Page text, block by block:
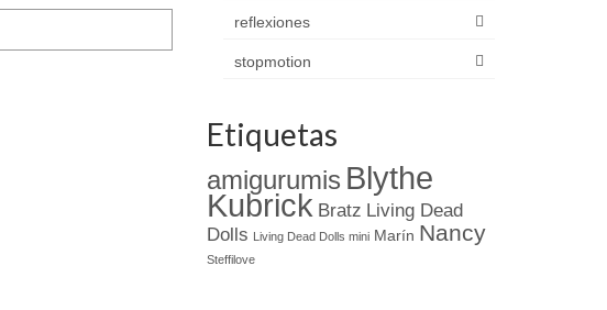
reflexiones
stopmotion
Etiquetas
amigurumis Blythe
Kubrick Bratz Living Dead
Dolls Living Dead Dolls mini Marín Nancy
Steffilove